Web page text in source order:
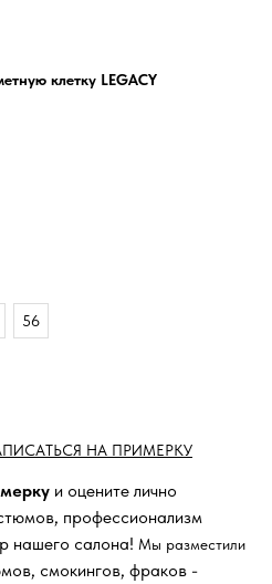
клетку LEGACY
56
НА ПРИМЕРКУ
и оцените лично
профессионализм
нашего салона! Мы разместили
смокингов, фраков -